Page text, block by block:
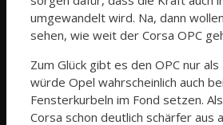
umgewandelt wird. Na, dann
sehen, wie weit der Corsa OPC
Zum Glück gibt es den OPC nur
würde Opel wahrscheinlich auch
Fensterkurbeln im Fond setzen.
Corsa schon deutlich schärfer aus